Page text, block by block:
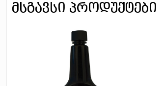
მსგავსი პროდუქტები